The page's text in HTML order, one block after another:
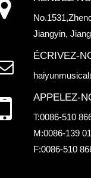
Jiangyin,
ÉCRIVEZ-
APPELEZ-
T:0086-510
M:0086-139
F:0086-510